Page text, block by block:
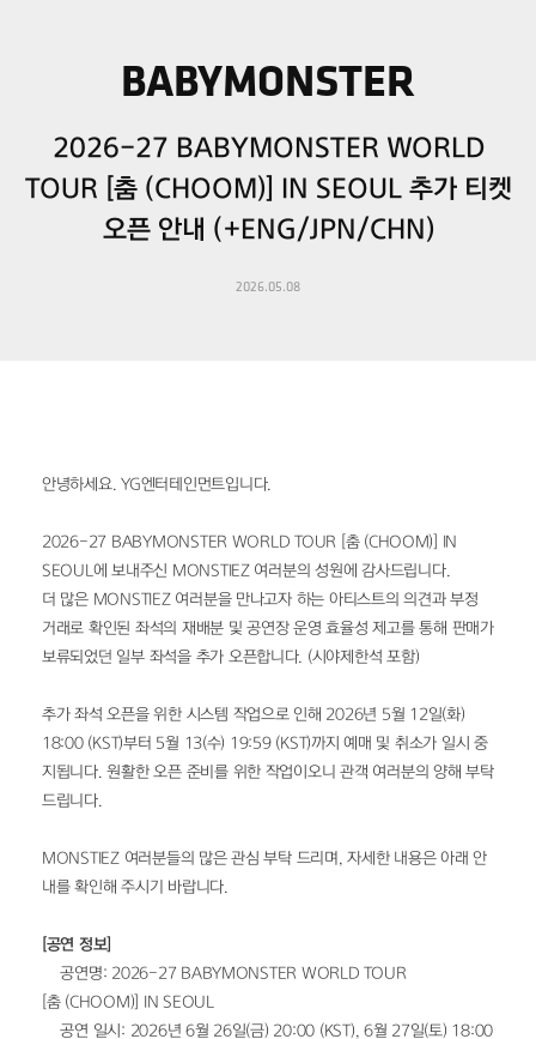
BABYMONSTER
2026-27 BABYMONSTER WORLD
TOUR [춤 (CHOOM)] IN SEOUL 추가 티켓
오픈 안내 (+ENG/JPN/CHN)
2026.05.08
안녕하세요. YG엔터테인먼트입니다.
2026-27 BABYMONSTER WORLD TOUR [춤 (CHOOM)] IN
SEOUL에 보내주신 MONSTIEZ 여러분의 성원에 감사드립니다.
더 많은 MONSTIEZ 여러분을 만나고자 하는 아티스트의 의견과 부정
거래로 확인된 좌석의 재배분 및 공연장 운영 효율성 제고를 통해 판매가
보류되었던 일부 좌석을 추가 오픈합니다. (시야제한석 포함)
추가 좌석 오픈을 위한 시스템 작업으로 인해 2026년 5월 12일(화)
18:00 (KST)부터 5월 13(수) 19:59 (KST)까지 예매 및 취소가 일시 중
지됩니다. 원활한 오픈 준비를 위한 작업이오니 관객 여러분의 양해 부탁
드립니다.
MONSTIEZ 여러분들의 많은 관심 부탁 드리며, 자세한 내용은 아래 안
내를 확인해 주시기 바랍니다.
[공연 정보]
• 공연명: 2026-27 BABYMONSTER WORLD TOUR
[춤 (CHOOM)] IN SEOUL
• 공연 일시: 2026년 6월 26일(금) 20:00 (KST), 6월 27일(토) 18:00